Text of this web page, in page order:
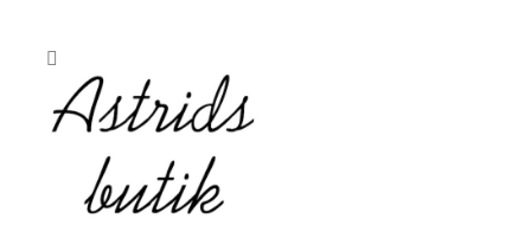
navigation
indhold